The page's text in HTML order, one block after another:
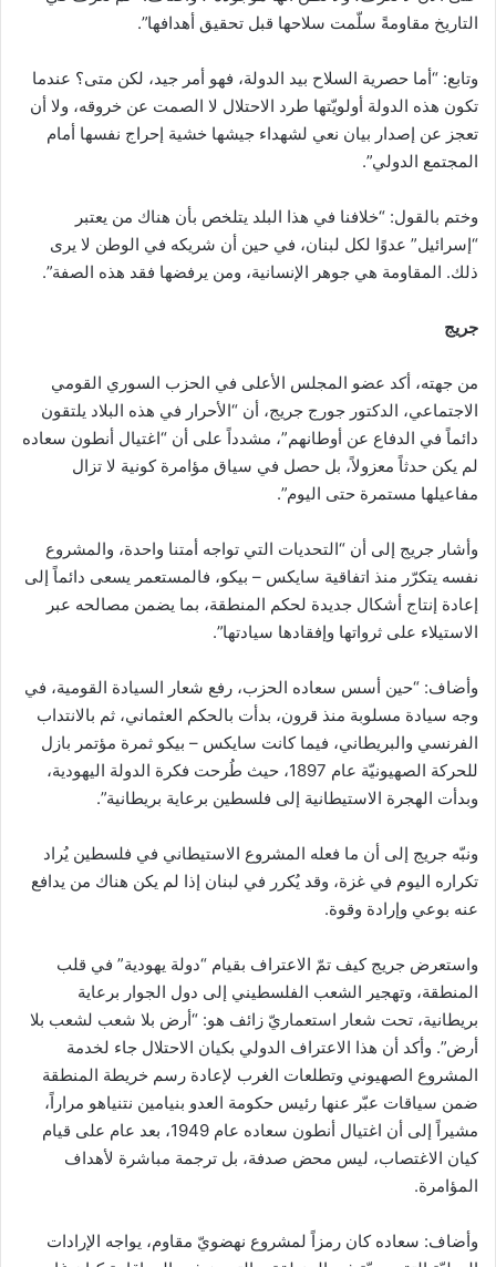
التاريخ مقاومةً سلّمت سلاحها قبل تحقيق أهدافها”.
وتابع: “أما حصرية السلاح بيد الدولة، فهو أمر جيد، لكن متى؟ عندما
تكون هذه الدولة أولويّتها طرد الاحتلال لا الصمت عن خروقه، ولا أن
تعجز عن إصدار بيان نعي لشهداء جيشها خشية إحراج نفسها أمام
المجتمع الدولي”.
وختم بالقول: “خلافنا في هذا البلد يتلخص بأن هناك من يعتبر
“إسرائيل” عدوًا لكل لبنان، في حين أن شريكه في الوطن لا يرى
ذلك. المقاومة هي جوهر الإنسانية، ومن يرفضها فقد هذه الصفة”.
جريج
من جهته، أكد عضو المجلس الأعلى في الحزب السوري القومي
الاجتماعي، الدكتور جورج جريج، أن “الأحرار في هذه البلاد يلتقون
دائماً في الدفاع عن أوطانهم”، مشدداً على أن “اغتيال أنطون سعاده
لم يكن حدثاً معزولاً، بل حصل في سياق مؤامرة كونية لا تزال
مفاعيلها مستمرة حتى اليوم”.
وأشار جريج إلى أن “التحديات التي تواجه أمتنا واحدة، والمشروع
نفسه يتكرّر منذ اتفاقية سايكس – بيكو، فالمستعمر يسعى دائماً إلى
إعادة إنتاج أشكال جديدة لحكم المنطقة، بما يضمن مصالحه عبر
الاستيلاء على ثرواتها وإفقادها سيادتها”.
وأضاف: “حين أسس سعاده الحزب، رفع شعار السيادة القومية، في
وجه سيادة مسلوبة منذ قرون، بدأت بالحكم العثماني، ثم بالانتداب
الفرنسي والبريطاني، فيما كانت سايكس – بيكو ثمرة مؤتمر بازل
للحركة الصهيونيّة عام 1897، حيث طُرحت فكرة الدولة اليهودية،
وبدأت الهجرة الاستيطانية إلى فلسطين برعاية بريطانية”.
ونبّه جريج إلى أن ما فعله المشروع الاستيطاني في فلسطين يُراد
تكراره اليوم في غزة، وقد يُكرر في لبنان إذا لم يكن هناك من يدافع
عنه بوعي وإرادة وقوة.
واستعرض جريج كيف تمّ الاعتراف بقيام “دولة يهودية” في قلب
المنطقة، وتهجير الشعب الفلسطيني إلى دول الجوار برعاية
بريطانية، تحت شعار استعماريّ زائف هو: “أرض بلا شعب لشعب بلا
أرض”. وأكد أن هذا الاعتراف الدولي بكيان الاحتلال جاء لخدمة
المشروع الصهيوني وتطلعات الغرب لإعادة رسم خريطة المنطقة
ضمن سياقات عبّر عنها رئيس حكومة العدو بنيامين نتنياهو مراراً،
مشيراً إلى أن اغتيال أنطون سعاده عام 1949، بعد عام على قيام
كيان الاغتصاب، ليس محض صدفة، بل ترجمة مباشرة لأهداف
المؤامرة.
وأضاف: سعاده كان رمزاً لمشروع نهضويّ مقاوم، يواجه الإرادات